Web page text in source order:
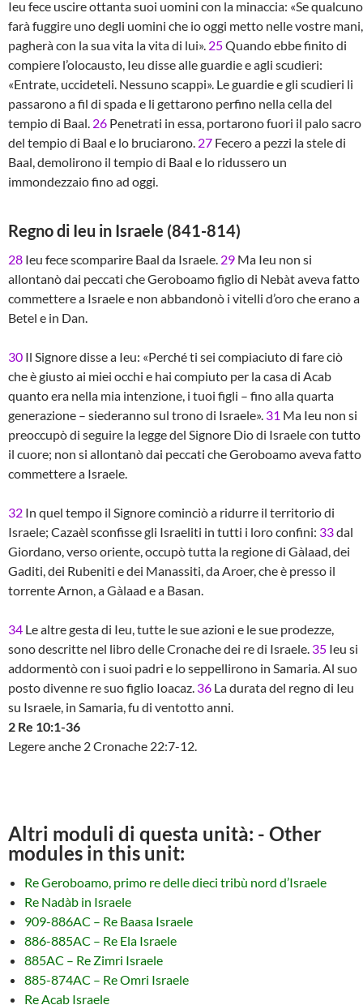
Ieu fece uscire ottanta suoi uomini con la minaccia: «Se qualcuno
farà fuggire uno degli uomini che io oggi metto nelle vostre mani,
pagherà con la sua vita la vita di lui». 25Quando ebbe finito di
compiere l’olocausto, Ieu disse alle guardie e agli scudieri:
«Entrate, uccideteli. Nessuno scappi». Le guardie e gli scudieri li
passarono a fil di spada e li gettarono perfino nella cella del
tempio di Baal. 26 Penetrati in essa, portarono fuori il palo sacro
del tempio di Baal e lo bruciarono. 27 Fecero a pezzi la stele di
Baal, demolirono il tempio di Baal e lo ridussero un
immondezzaio fino ad oggi.
Regno di Ieu in Israele (841-814)
28 Ieu fece scomparire Baal da Israele. 29 Ma Ieu non si
allontanò dai peccati che Geroboamo figlio di Nebàt aveva fatto
commettere a Israele e non abbandonò i vitelli d’oro che erano a
Betel e in Dan.
30 Il Signore disse a Ieu: «Perché ti sei compiaciuto di fare ciò
che è giusto ai miei occhi e hai compiuto per la casa di Acab
quanto era nella mia intenzione, i tuoi figli – fino alla quarta
generazione – siederanno sul trono di Israele». 31 Ma Ieu non si
preoccupò di seguire la legge del Signore Dio di Israele con tutto
il cuore; non si allontanò dai peccati che Geroboamo aveva fatto
commettere a Israele.
32 In quel tempo il Signore cominciò a ridurre il territorio di
Israele; Cazaèl sconfisse gli Israeliti in tutti i loro confini: 33dal
Giordano, verso oriente, occupò tutta la regione di Gàlaad, dei
Gaditi, dei Rubeniti e dei Manassiti, da Aroer, che è presso il
torrente Arnon, a Gàlaad e a Basan.
34 Le altre gesta di Ieu, tutte le sue azioni e le sue prodezze,
sono descritte nel libro delle Cronache dei re di Israele. 35 Ieu si
addormentò con i suoi padri e lo seppellirono in Samaria. Al suo
posto divenne re suo figlio Ioacaz. 36 La durata del regno di Ieu
su Israele, in Samaria, fu di ventotto anni.
2 Re 10:1-36
Legere anche 2 Cronache 22:7-12.
Altri moduli di questa unità: - Other
modules in this unit:
Re Geroboamo, primo re delle dieci tribù nord d’Israele
Re Nadàb in Israele
909-886AC – Re Baasa Israele
886-885AC – Re Ela Israele
885AC – Re Zimri Israele
885-874AC – Re Omri Israele
Re Acab Israele